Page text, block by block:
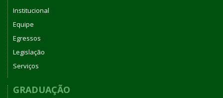
Institucional
Equipe
Egressos
Legislação
Serviços
GRADUAÇÃO